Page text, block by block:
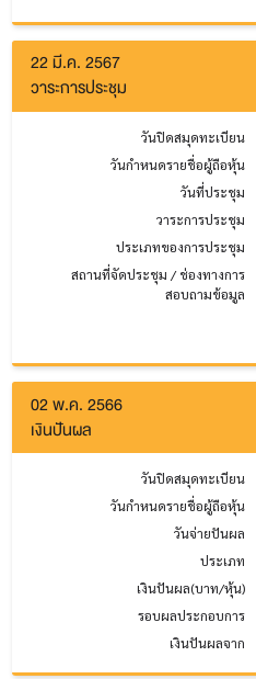
22 มี.ค. 2567
วาระการประชุม
วันปิดสมุดทะเบียน
วันกำหนดรายชื่อผู้ถือหุ้น
วันที่ประชุม
วาระการประชุม
ประเภทของการประชุม
สถานที่จัดประชุม / ช่องทางการ
สอบถามข้อมูล
02 พ.ค. 2566
เงินปันผล
วันปิดสมุดทะเบียน
วันกำหนดรายชื่อผู้ถือหุ้น
วันจ่ายปันผล
ประเภท
เงินปันผล(บาท/หุ้น)
รอบผลประกอบการ
เงินปันผลจาก